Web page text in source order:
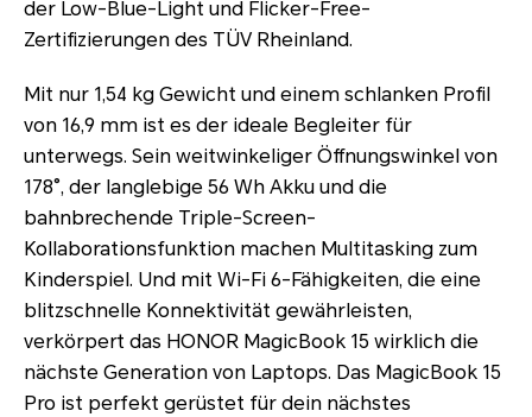
der Low-Blue-Light und Flicker-Free-
Zertifizierungen des TÜV Rheinland.
Mit nur 1,54 kg Gewicht und einem schlanken Profil
von 16,9 mm ist es der ideale Begleiter für
unterwegs. Sein weitwinkeliger Öffnungswinkel von
178°, der langlebige 56 Wh Akku und die
bahnbrechende Triple-Screen-
Kollaborationsfunktion machen Multitasking zum
Kinderspiel. Und mit Wi-Fi 6-Fähigkeiten, die eine
blitzschnelle Konnektivität gewährleisten,
verkörpert das HONOR MagicBook 15 wirklich die
nächste Generation von Laptops. Das MagicBook 15
Pro ist perfekt gerüstet für dein nächstes